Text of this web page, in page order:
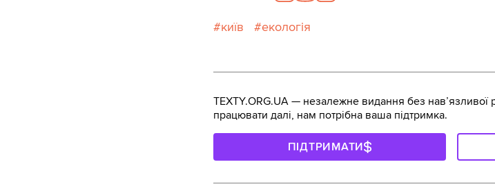
київ екологія
TEXTY.ORG.UA — незалежне видання без
працювати далі, нам потрібна ваша підтримка.
ПІДТРИМАТИ